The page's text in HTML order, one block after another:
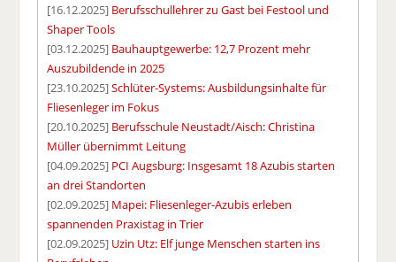
[16.12.2025] Berufsschullehrer zu Gast bei Festool und
Shaper Tools
[03.12.2025] Bauhauptgewerbe: 12,7 Prozent mehr
Auszubildende in 2025
[23.10.2025]Schlüter-Systems: Ausbildungsinhalte für
Fliesenleger im Fokus
[20.10.2025] Berufsschule Neustadt/Aisch: Christina
Müller übernimmt Leitung
[04.09.2025] PCI Augsburg: Insgesamt 18 Azubis starten
an drei Standorten
[02.09.2025] Mapei: Fliesenleger-Azubis erleben
spannenden Praxistag in Trier
[02.09.2025] Uzin Utz: Elf junge Menschen starten ins